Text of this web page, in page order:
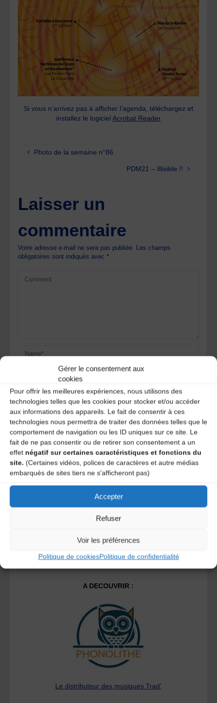
Gérer le consentement aux
cookies
Pour offrir les meilleures expériences, nous utilisons des
technologies telles que les cookies pour stocker et/ou accéder
aux informations des appareils. Le fait de consentir à ces
technologies nous permettra de traiter des données telles que le
comportement de navigation ou les ID uniques sur ce site. Le
fait de ne pas consentir ou de retirer son consentement a un
effet négatif sur certaines caractéristiques et fonctions du
site. (Certaines vidéos, polices de caractères et autre médias
embarqués de sites tiers ne s'afficheront pas)
Accepter
Refuser
Voir les préférences
Politique de cookiesPolitique de confidentialité
Si vous n’arrivez pas à afficher l’agenda, téléchargez et
installez le logiciel Acrobat Reader
Photo de la semaine n°86
PDM21 – Illisible !!
Laisser un
commentaire
Votre adresse e-mail ne sera pas publiée. Les champs
obligatoires sont indiqués avec*
Save my name, email, and site URL in my browser for next
time I post a comment.
Ce site utilise Akismet pour réduire les indésirables.En
savoir plus sur la façon dont les données de vos
commentaires sont traitées.
A DECOUVRIR :
Le distributeur des musiques Trad'